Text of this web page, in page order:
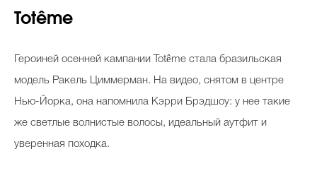
Totême
Героиней осенней кампании Totême стала бразильская
модель Ракель Циммерман. На видео, снятом в центре
Нью-Йорка, она напомнила Кэрри Брэдшоу: у нее такие
же светлые волнистые волосы, идеальный аутфит и
уверенная походка.